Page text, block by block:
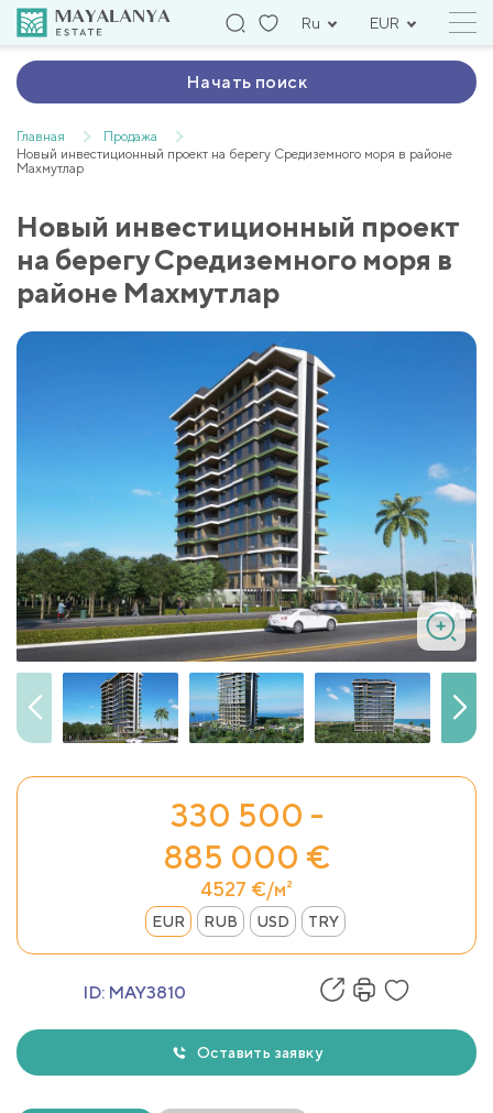
Ru EUR
Начать поиск
Главная
Продажа
Новый инвестиционный проект на берегу Средиземного моря в районе
Махмутлар
Новый инвестиционный проект
на берегу Средиземного моря в
районе Махмутлар
330 500 -
885 000 €
4527 €/м²
EUR RUB USD TRY
ID: MAY3810
Оставить заявку